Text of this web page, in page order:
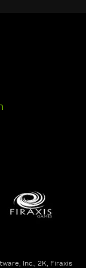
Inc., 2K, Firaxis